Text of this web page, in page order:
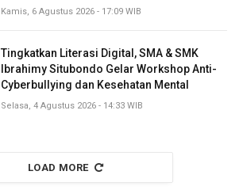
Kamis, 6 Agustus 2026 - 17:09 WIB
Tingkatkan Literasi Digital, SMA & SMK
Ibrahimy Situbondo Gelar Workshop Anti-
Cyberbullying dan Kesehatan Mental
Selasa, 4 Agustus 2026 - 14:33 WIB
LOAD MORE